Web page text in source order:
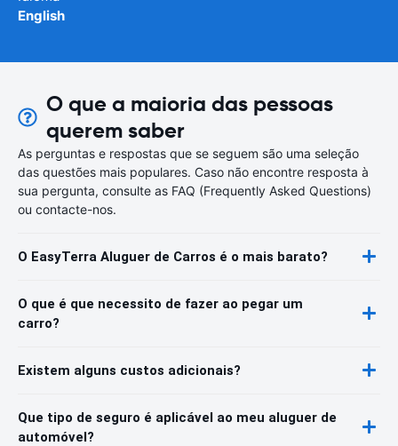
English
O que a maioria das pessoas
querem saber
As perguntas e respostas que se seguem são uma seleção
das questões mais populares. Caso não encontre resposta à
sua pergunta, consulte as FAQ (Frequently Asked Questions)
ou contacte-nos.
O EasyTerra Aluguer de Carros é o mais barato?
O que é que necessito de fazer ao pegar um
carro?
Existem alguns custos adicionais?
Que tipo de seguro é aplicável ao meu aluguer de
automóvel?